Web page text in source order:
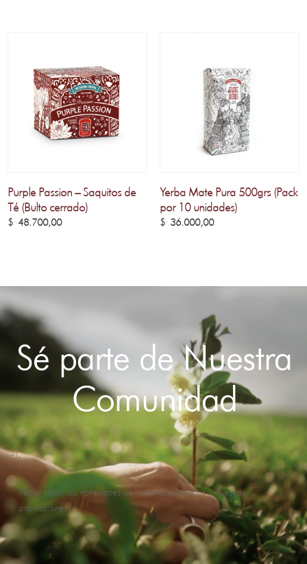
Purple Passion – Saquitos de
Té (Bulto cerrado)
$ 48.700,00
Yerba Mate Pura 500grs (Pack
por 10 unidades)
$36.000,00
Sé parte de Nuestra
Comunidad
<!-
Recibí todas las novedades de nuestros productos y nuestras
promociones.